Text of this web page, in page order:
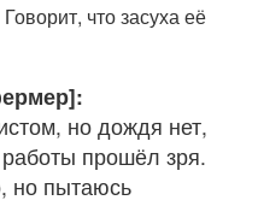
что засуха её
но дождя нет,
прошёл зря.
но пытаюсь